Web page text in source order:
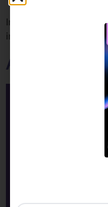
Inovação virou uma
indiscriminadamente.
Aula